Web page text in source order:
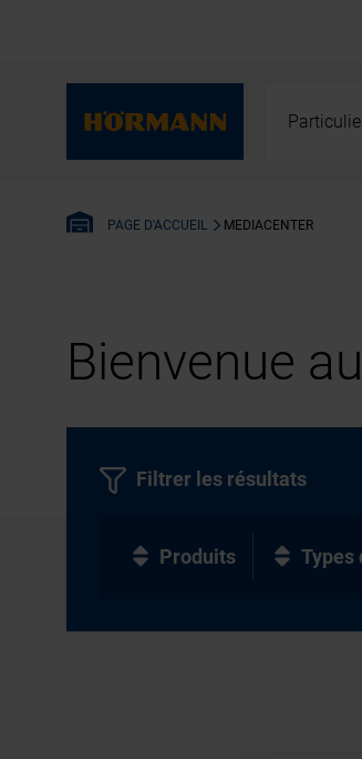
PAGE D'ACCUEIL MEDIACENTER
Bienvenue
Filtrer les résultats
Produits Types